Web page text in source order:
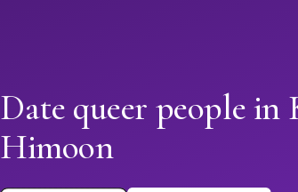
Date queer people
Himoon